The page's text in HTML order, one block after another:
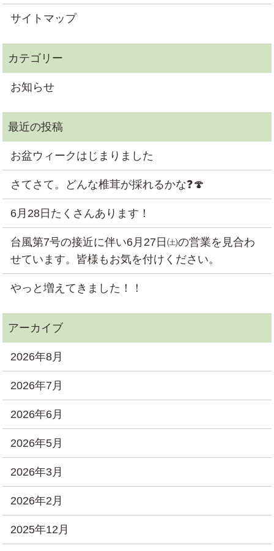
サイトマップ
お知らせ
お盆ウィークはじまりました
さてさて。どんな椎茸が採れるかな❓🍄
6月28日たくさんあります！
台風第7号の接近に伴い6月27日㈯の営業を見合わ
せています。皆様もお気を付けください。
やっと増えてきました！！
2026年8月
2026年7月
2026年6月
2026年5月
2026年3月
2026年2月
2025年12月